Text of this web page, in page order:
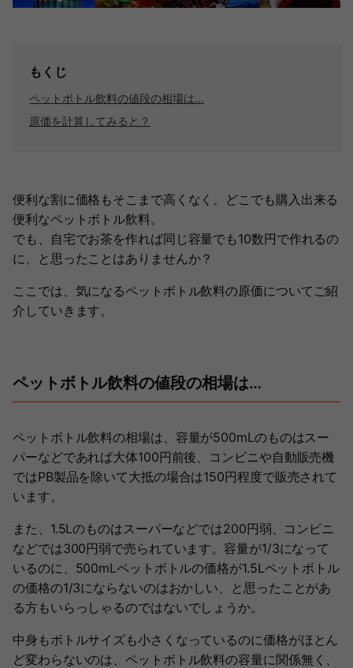
もくじ
ペットボトル飲料の値段の相場は…
原価を計算してみると？
便利な割に価格もそこまで高くなく、どこでも購入出来る
便利なペットボトル飲料。
でも、自宅でお茶を作れば同じ容量でも10数円で作れるの
に、と思ったことはありませんか？
ここでは、気になるペットボトル飲料の原価についてご紹
介していきます。
ペットボトル飲料の値段の相場は…
ペットボトル飲料の相場は、容量が500mLのものはスー
パーなどであれば大体100円前後、コンビニや自動販売機
ではPB製品を除いて大抵の場合は150円程度で販売されて
います。
また、1.5Lのものはスーパーなどでは200円弱、コンビニ
などでは300円弱で売られています。容量が1/3になって
いるのに、500mLペットボトルの価格が1.5Lペットボトル
の価格の1/3にならないのはおかしい、と思ったことがあ
る方もいらっしゃるのではないでしょうか。
中身もボトルサイズも小さくなっているのに価格がほとん
ど変わらないのは、ペットボトル飲料の容量に関係無く、